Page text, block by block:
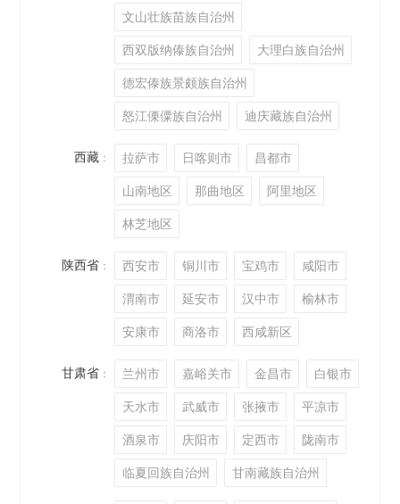
文山壮族苗族自治州
西双版纳傣族自治州
大理白族自治州
德宏傣族景颇族自治州
怒江傈僳族自治州
迪庆藏族自治州
西藏 ： 拉萨市 日喀则市
昌都市
山南地区
那曲地区
阿里地区
林芝地区
陕西省 ： 西安市 铜川市 宝鸡市
咸阳市
渭南市
延安市 汉中市
榆林市
安康市
商洛市 西咸新区
甘肃省 ： 兰州市 嘉峪关市 金昌市
白银市
天水市
武威市 张掖市
平凉市
酒泉市
庆阳市 定西市
陇南市
临夏回族自治州
甘南藏族自治州